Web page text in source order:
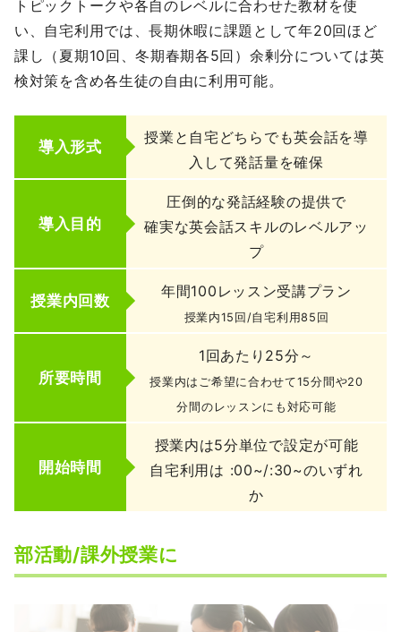
トピックトークや各自のレベルに合わせた教材を使
い、自宅利用では、長期休暇に課題として年20回ほど
課し（夏期10回、冬期春期各5回）余剰分については英
検対策を含め各生徒の自由に利用可能。
導入形式
授業と自宅どちらでも英会話を導
入して発話量を確保
導入目的
圧倒的な発話経験の提供で
確実な英会話スキルのレベルアッ
プ
授業内回数
年間100レッスン受講プラン
授業内15回/自宅利用85回
所要時間
1回あたり25分～
授業内はご希望に合わせて15分間や20
分間のレッスンにも対応可能
開始時間
授業内は5分単位で設定が可能
自宅利用は :00~/:30~のいずれ
か
部活動/課外授業に